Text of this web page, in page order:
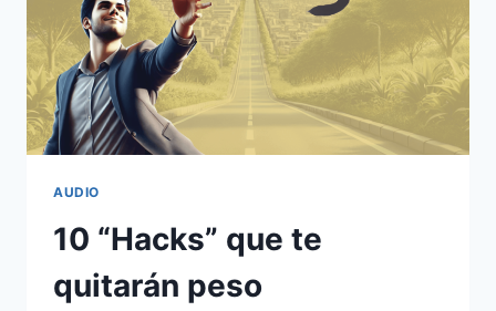
AUDIO
10 “Hacks” que te
quitarán peso